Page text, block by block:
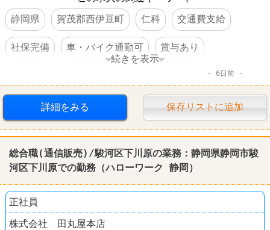
静岡県
賀茂郡西伊豆町 仁科 交通費支給
社保完備 車・バイク通勤可 賞与あり
続きを表示
6日前
詳細をみる 保存リストに追加
総合職(通信販売)/駿河区下川原の業務： 静岡県静岡市駿
河区下川原での勤務（ハローワーク 静岡 ）
正社員
株式会社 田丸屋本店